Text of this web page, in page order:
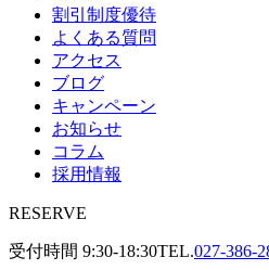
割引制度優待
よくある質問
アクセス
ブログ
キャンペーン
お知らせ
コラム
採用情報
RESERVE
受付時間 9:30-18:30TEL.027-386-